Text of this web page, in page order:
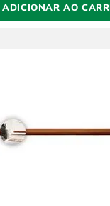
ADICIONAR AO